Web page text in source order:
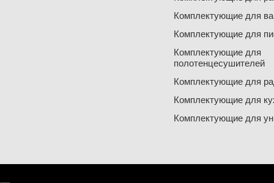
Комплектующие для
Комплектующие для
Комплектующие для
полотенцесушителей
Комплектующие для
Комплектующие для
Комплектующие для